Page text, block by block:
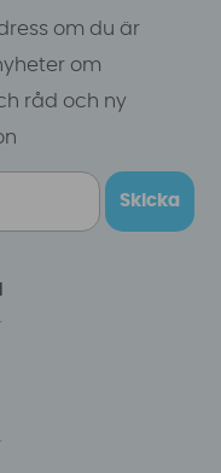
om du är
om
råd och ny
Skicka